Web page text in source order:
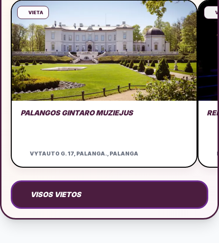
VIETA
PALANGOS GINTARO MUZIEJUS
VYTAUTO G. 17, PALANGA., PALANGA
VISOS VIETOS